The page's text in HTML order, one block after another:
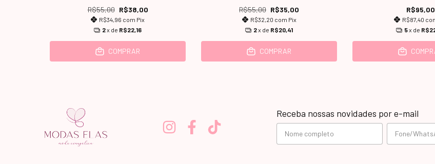
R$55,00 R$38,00
R$34,96 com Pix
2x de R$22,16
COMPRAR
R$55,00 R$35,00
R$32,20 com Pix
2x de R$20,41
COMPRAR
R$95,00
R$87,40
5x de
Receba nossas novidades por e-mail